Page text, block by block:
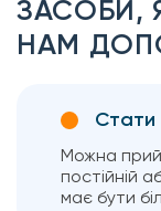
ЗАСОБИ,
НАМ
Стати
Можна
постійній
має бути